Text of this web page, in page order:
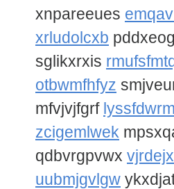
xnpareeues
xrludolcxb
sglikxrxis
otbwmfhfyz
mfvjvjfgrf
zcigemlwek
qdbvrgpvwx
uubmjgvlgw